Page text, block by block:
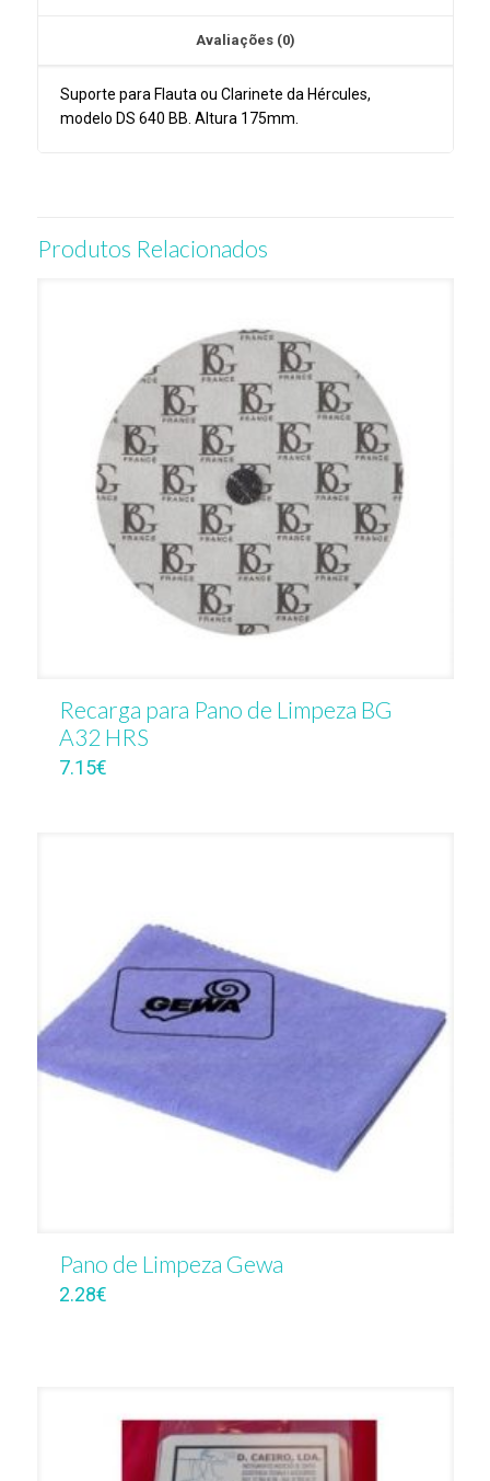
Avaliações (0)
Suporte para Flauta ou Clarinete da Hércules,
modelo DS 640 BB. Altura 175mm.
Produtos Relacionados
Recarga para Pano de Limpeza BG
A32 HRS
7.15€
Pano de Limpeza Gewa
2.28€